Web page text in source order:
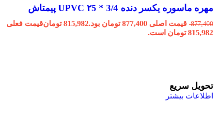
مهره ماسوره یکسر دنده 3/4 * ۲5 UPVC پیمتاش
877,400 قیمت اصلی 877,400 تومان بود. 815,982 تومانقیمت فعلی
815,982 تومان است.
تحویل سریع
اطلاعات بیشتر